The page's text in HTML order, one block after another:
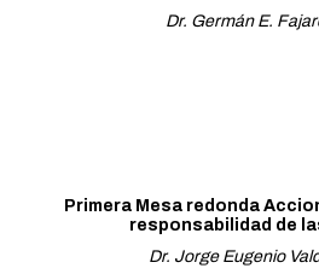
Dr. Germán E.
Primera Mesa redonda
responsabilidad de
Dr. Jorge Eugenio